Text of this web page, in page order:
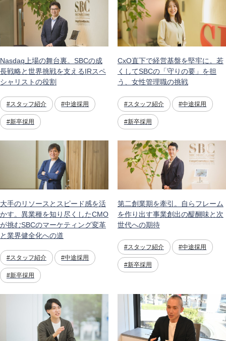
Nasdaq上場の舞台裏。SBCの成
長戦略と世界挑戦を支えるIRスペ
シャリストの役割
#スタッフ紹介 #中途採用
#新卒採用
CxO直下で経営基盤を堅牢に。若
くしてSBCの「守りの要」を担
う、女性管理職の挑戦
#スタッフ紹介 #中途採用
#新卒採用
大手のリソースとスピード感を活
かす。異業種を知り尽くしたCMO
が挑むSBCのマーケティング変革
と業界健全化への道
#スタッフ紹介 #中途採用
#新卒採用
第二創業期を牽引。自らフレーム
を作り出す事業創出の醍醐味と次
世代への期待
#スタッフ紹介 #中途採用
#新卒採用